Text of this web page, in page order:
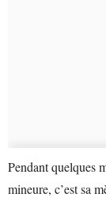
Pendant quelques
mineure, c’est sa